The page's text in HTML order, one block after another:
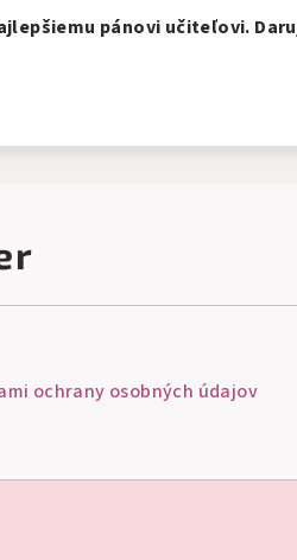
pánovi učiteľovi.
ochrany osobných údajov